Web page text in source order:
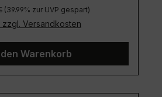
Preis:
(39.99% zur UVP gespart)
zzgl. Versandkosten
Warenkorb